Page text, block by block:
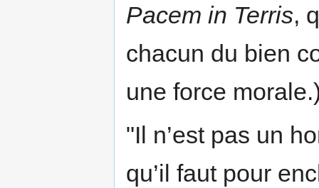
Pacem in Terris,
chacun du bien
une force
"Il n’est pas un
qu’il faut pour